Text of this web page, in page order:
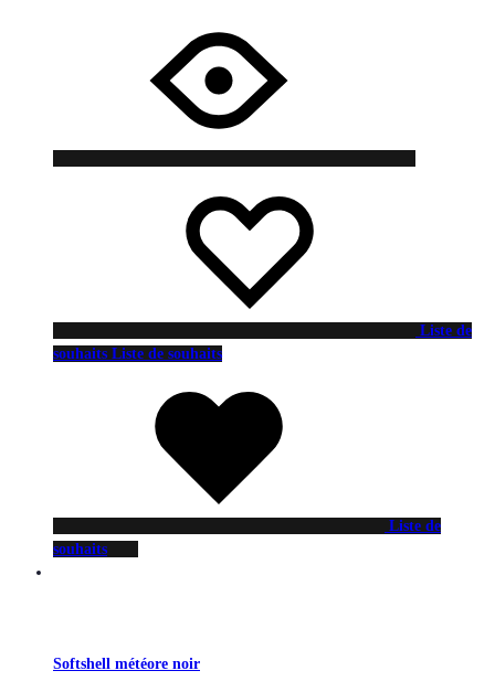
Liste de
souhaits Liste de souhaits
Liste de
souhaits
Softshell météore noir